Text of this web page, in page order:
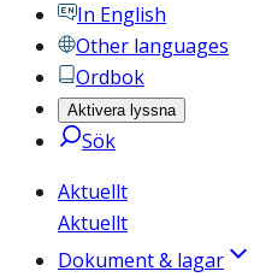
In English
Other languages
Ordbok
Aktivera lyssna
Sök
Aktuellt
Aktuellt
Dokument & lagar